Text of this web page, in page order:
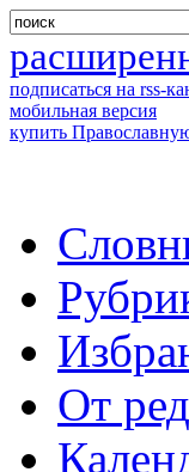
подписаться на rss-
мобильная версия
купить
От